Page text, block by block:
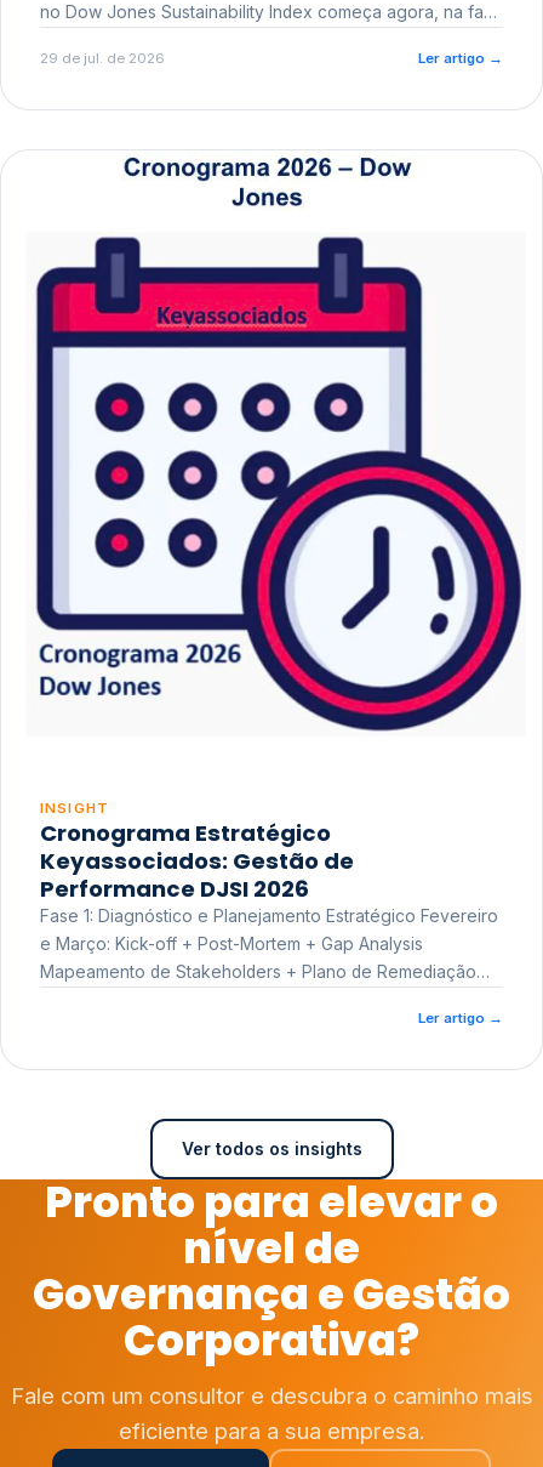
no Dow Jones Sustainability Index começa agora, na fase
29 de jul. de 2026 Ler artigo →
INSIGHT
Cronograma Estratégico
Keyassociados: Gestão de
Performance DJSI 2026
Fase 1: Diagnóstico e Planejamento Estratégico Fevereiro
e Março: Kick-off + Post-Mortem + Gap Analysis
Mapeamento de Stakeholders + Plano de Remediação
Ler artigo →
Ver todos os insights
Pronto para elevar o
nível de
Governança e Gestão
Corporativa?
Fale com um consultor e descubra o caminho mais
eficiente para a sua empresa.